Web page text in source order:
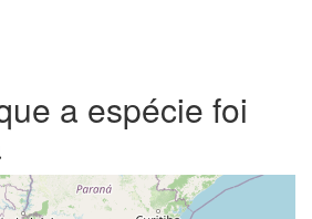
a espécie foi